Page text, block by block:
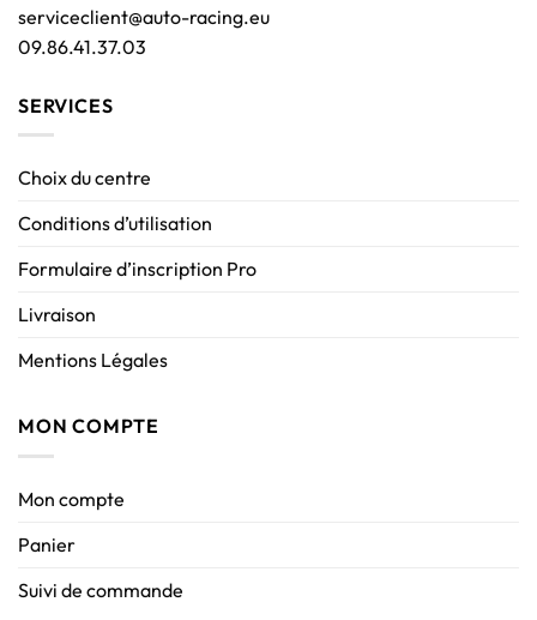
serviceclient@auto-racing.eu
09.86.41.37.03
SERVICES
Choix du centre
Conditions d’utilisation
Formulaire d’inscription Pro
Livraison
Mentions Légales
MON COMPTE
Mon compte
Panier
Suivi de commande